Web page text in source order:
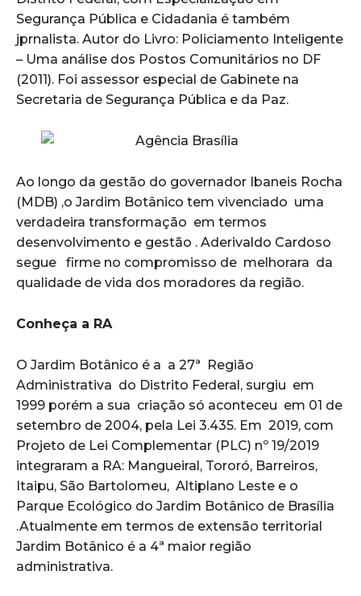
Segurança Pública e Cidadania é também
jprnalista. Autor do Livro: Policiamento Inteligente
– Uma análise dos Postos Comunitários no DF
(2011). Foi assessor especial de Gabinete na
Secretaria de Segurança Pública e da Paz.
Ao longo da gestão do governador Ibaneis Rocha
(MDB) ,o Jardim Botânico tem vivenciado uma
verdadeira transformação em termos
desenvolvimento e gestão . Aderivaldo Cardoso
segue firme no compromisso de melhorara da
qualidade de vida dos moradores da região.
Conheça a RA
O Jardim Botânico é a a 27ª Região
Administrativa do Distrito Federal, surgiu em
1999 porém a sua criação só aconteceu em 01 de
setembro de 2004, pela Lei 3.435. Em 2019, com
Projeto de Lei Complementar (PLC) nº 19/2019
integraram a RA: Mangueiral, Tororó, Barreiros,
Itaipu, São Bartolomeu, Altiplano Leste e o
Parque Ecológico do Jardim Botânico de Brasília
.Atualmente em termos de extensão territorial
Jardim Botânico é a 4ª maior região
administrativa.